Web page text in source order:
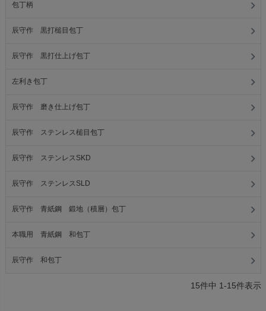
包丁柄
辰守作 黒打槌目包丁
辰守作 黒打仕上げ包丁
左利き包丁
辰守作 磨き仕上げ包丁
辰守作 ステンレス槌目包丁
辰守作 ステンレスSKD
辰守作 ステンレスSLD
辰守作 青紙鋼 鍛地（積層）包丁
本職用 青紙鋼 和包丁
辰守作 和包丁
15件中 1-15件表示